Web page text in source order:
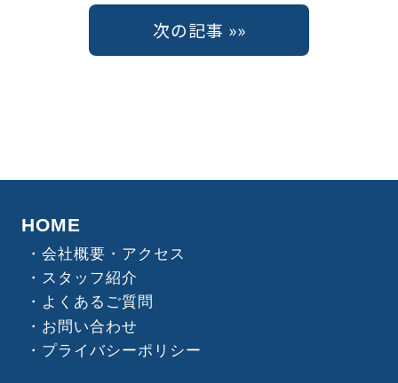
次の記事 »»
HOME
会社概要・アクセス
スタッフ紹介
よくあるご質問
お問い合わせ
プライバシーポリシー